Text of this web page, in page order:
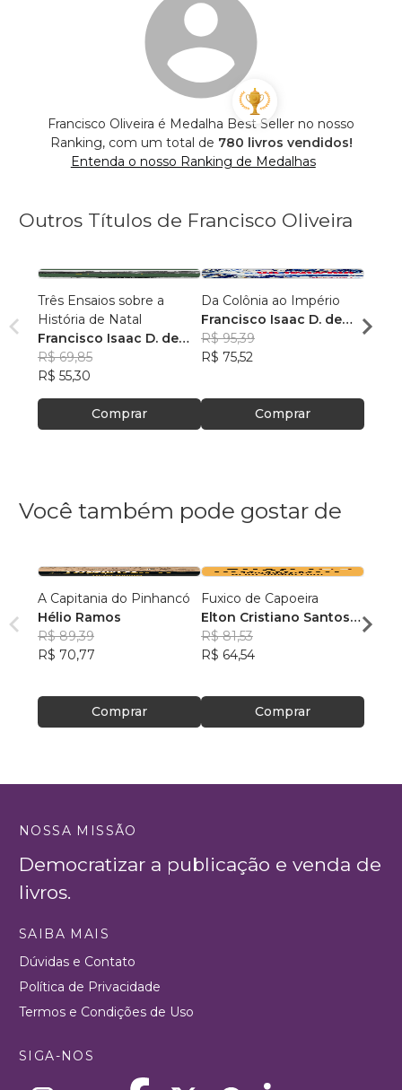
Francisco Oliveira é Medalha Best Seller no nosso
Ranking, com um total de 780 livros vendidos!
Entenda o nosso Ranking de Medalhas
Outros Títulos de Francisco Oliveira
Três Ensaios sobre a
História de Natal
Francisco Isaac D. de
Oliveira
R$ 69,85
R$ 55,30
Comprar
Da Colônia ao Império
Francisco Isaac D. de
Oliveira
R$ 95,39
R$ 75,52
Comprar
do
Você também pode gostar de
A Capitania do Pinhancó
Hélio Ramos
R$ 89,39
R$ 70,77
Comprar
Fuxico de Capoeira
Elton Cristiano Santos
da Silva
R$ 81,53
R$ 64,54
Comprar
NOSSA MISSÃO
Democratizar a publicação e venda de
livros.
SAIBA MAIS
Dúvidas e Contato
Política de Privacidade
Termos e Condições de Uso
SIGA-NOS